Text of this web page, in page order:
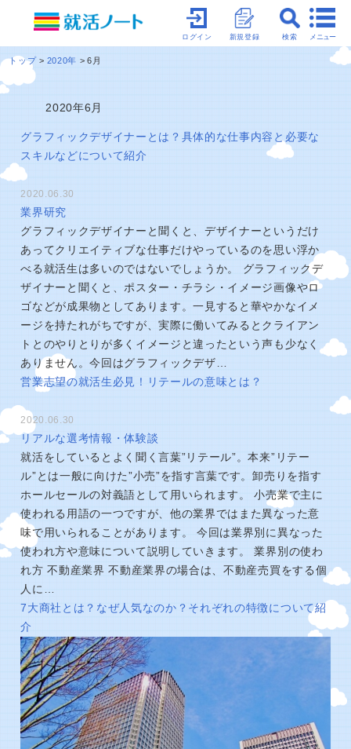
メニュー
検索
新規登録
ログイン
トップ 2020年 6月
2020年6月
グラフィックデザイナーとは？具体的な仕事内容と必要な
スキルなどについて紹介
2020.06.30
業界研究
グラフィックデザイナーと聞くと、デザイナーというだけ
あってクリエイティブな仕事だけやっているのを思い浮か
べる就活生は多いのではないでしょうか。 グラフィックデ
ザイナーと聞くと、ポスター・チラシ・イメージ画像やロ
ゴなどが成果物としてあります。一見すると華やかなイメ
ージを持たれがちですが、実際に働いてみるとクライアン
トとのやりとりが多くイメージと違ったという声も少なく
ありません。今回はグラフィックデザ…
営業志望の就活生必見！リテールの意味とは？
2020.06.30
リアルな選考情報・体験談
就活をしているとよく聞く言葉”リテール”。本来”リテー
ル”とは一般に向けた”小売”を指す言葉です。卸売りを指す
ホールセールの対義語として用いられます。 小売業で主に
使われる用語の一つですが、他の業界ではまた異なった意
味で用いられることがあります。 今回は業界別に異なった
使われ方や意味について説明していきます。 業界別の使わ
れ方 不動産業界 不動産業界の場合は、不動産売買をする個
人に…
7大商社とは？なぜ人気なのか？それぞれの特徴について紹
介